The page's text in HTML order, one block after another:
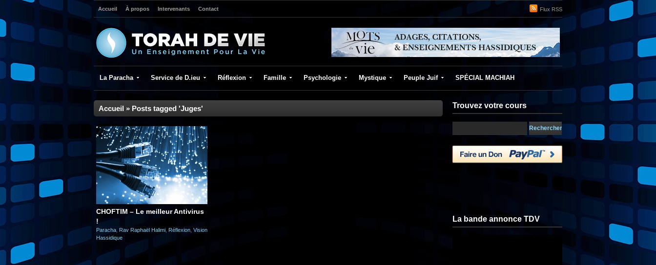
Flux RSS
Accueil À propos Intervenants Contact
La Paracha Service de D.ieu Réflexion Famille Psychologie Mystique Peuple Juif SPÉCIAL MACHIAH
Accueil » Posts tagged 'Juges'
CHOFTIM – Le meilleur Antivirus
!
Paracha Rav Raphaël Halimi Réflexion Vision
Hassidique
Trouvez votre cours
La bande annonce TDV